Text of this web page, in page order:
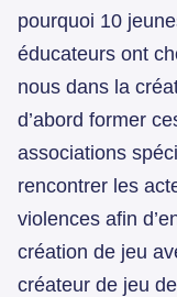
pourquoi 10
éducateurs ont
nous dans la
d’abord former
associations
rencontrer les
violences afin
création de jeu
créateur de jeu